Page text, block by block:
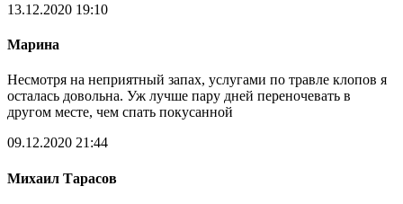
13.12.2020 19:10
Марина
Несмотря на неприятный запах, услугами по травле клопов я
осталась довольна. Уж лучше пару дней переночевать в
другом месте, чем спать покусанной
09.12.2020 21:44
Михаил Тарасов